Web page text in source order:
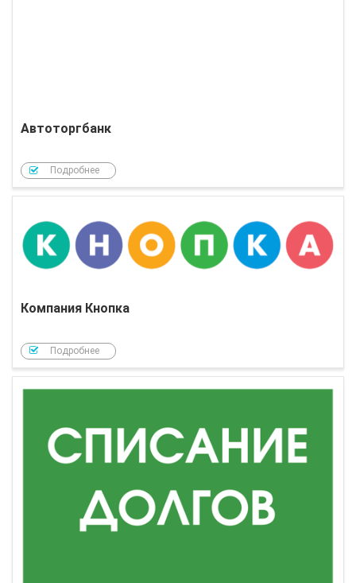
Автоторгбанк
Подробнее
Компания Кнопка
Подробнее